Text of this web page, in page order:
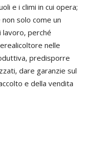
e i climi in cui opera;
solo come un
perché
nelle
predisporre
dare garanzie sul
e della vendita